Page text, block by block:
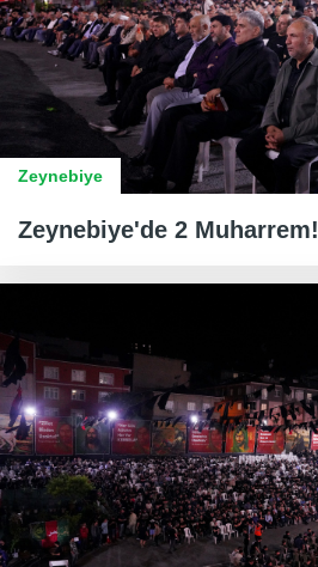
Zeynebiye
Zeynebiye'de 2 Muharrem!